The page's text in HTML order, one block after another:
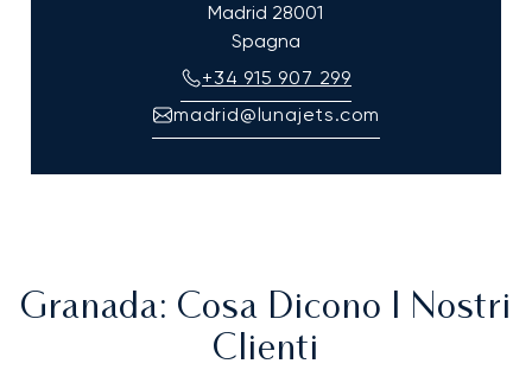
Madrid 28001
Spagna
+34 915 907 299
madrid@lunajets.com
Granada: Cosa Dicono I Nostri
Clienti